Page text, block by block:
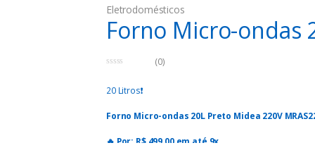
Eletrodomésticos
Forno Micro-ondas
u
f
(0)
20 Litros❗️
Forno Micro-ondas 20L Preto Midea 220V
🔥 Por: R$ 499,00 em até 9x